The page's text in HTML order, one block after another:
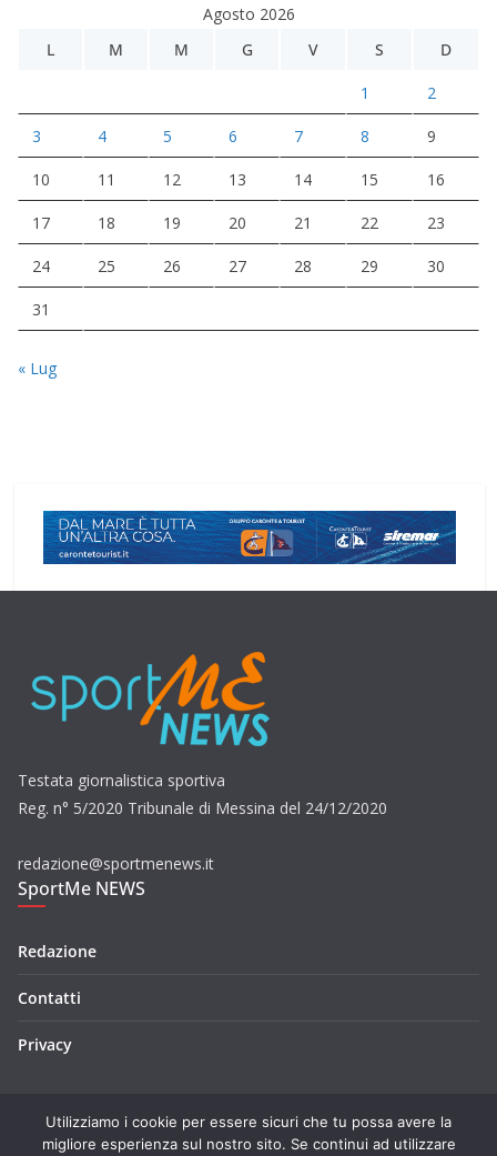
Agosto 2026
L
M M G V S D
1 2
3 4 5 6 7 8 9
10 11 12 13 14 15 16
17 18 19 20 21 22 23
24 25 26 27 28 29 30
31
« Lug
Testata giornalistica sportiva
Reg. n° 5/2020 Tribunale di Messina del 24/12/2020
redazione@sportmenews.it
SportMe NEWS
Redazione
Contatti
Privacy
Utilizziamo i cookie per essere sicuri che tu possa avere la
migliore esperienza sul nostro sito. Se continui ad utilizzare